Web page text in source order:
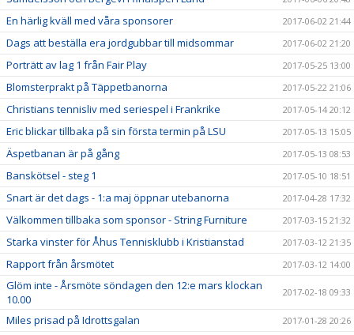
En härlig kväll med våra sponsorer 2017-06-02 21:44
Dags att beställa era jordgubbar till midsommar 2017-06-02 21:20
Porträtt av lag 1 från Fair Play 2017-05-25 13:00
Blomsterprakt på Täppetbanorna 2017-05-22 21:06
Christians tennisliv med seriespel i Frankrike 2017-05-14 20:12
Eric blickar tillbaka på sin första termin på LSU 2017-05-13 15:05
Äspetbanan är på gång 2017-05-13 08:53
Banskötsel - steg 1 2017-05-10 18:51
Snart är det dags - 1:a maj öppnar utebanorna 2017-04-28 17:32
Välkommen tillbaka som sponsor - String Furniture 2017-03-15 21:32
Starka vinster för Åhus Tennisklubb i Kristianstad 2017-03-12 21:35
Rapport från årsmötet 2017-03-12 14:00
Glöm inte - Årsmöte söndagen den 12:e mars klockan
10.00
2017-02-18 09:33
Miles prisad på Idrottsgalan 2017-01-28 20:26